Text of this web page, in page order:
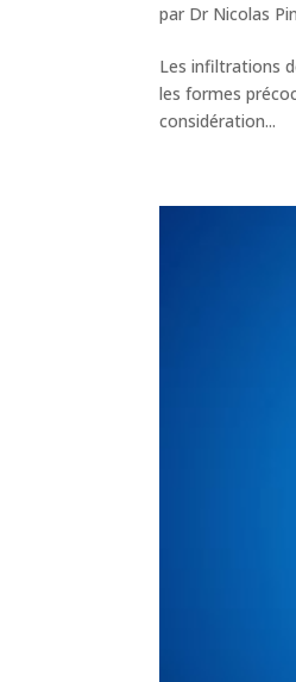
par Dr Nicolas
Les infiltrations
les formes
considération...